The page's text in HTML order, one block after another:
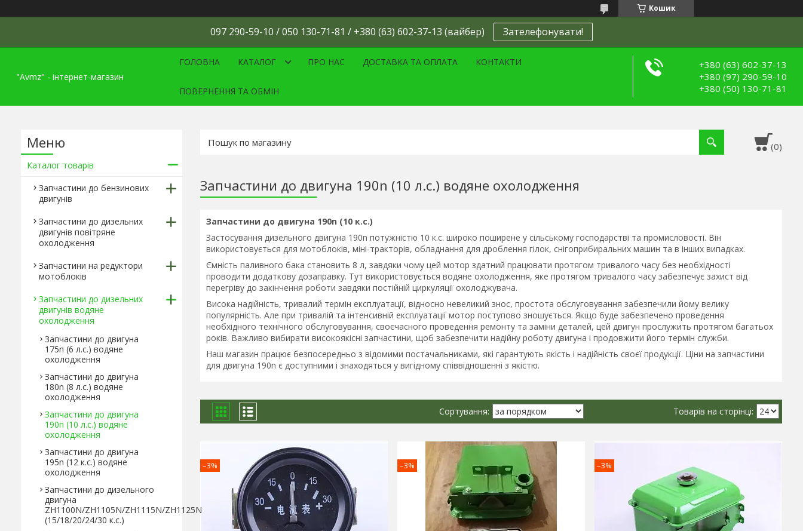
Кошик
097 290-59-10 / 050 130-71-81 / +380 (63) 602-37-13 (вайбер) Зателефонувати!
"Avmz" - інтернет-магазин
ГОЛОВНА КАТАЛОГ ПРО НАС ДОСТАВКА ТА ОПЛАТА КОНТАКТИ
ПОВЕРНЕННЯ ТА ОБМІН
+380 (63) 602-37-13
+380 (97) 290-59-10
+380 (50) 130-71-81
Запчастини до двигуна 190n (10 л.с.) водяне охолодження
Запчастини до двигуна 190n (10 к.с.)
Застосування дизельного двигуна 190n потужністю 10 к.с. широко поширене у сільському господарстві та промисловості. Він
використовується для мотоблоків, міні-тракторів, обладнання для дроблення гілок, снігоприбиральних машин та в інших випадках.
Ємність паливного бака становить 8 л, завдяки чому цей мотор здатний працювати протягом тривалого часу без необхідності
проводити додаткову дозаправку. Тут використовується водяне охолодження, яке протягом тривалого часу забезпечує захист від
перегріву до закінчення роботи завдяки постійній циркуляції охолоджувача.
Висока надійність, тривалий термін експлуатації, відносно невеликий знос, простота обслуговування забезпечили йому велику
популярність. Але при тривалій та інтенсивній експлуатації мотор поступово зношується. Якщо буде забезпечено проведення
необхідного технічного обслуговування, своєчасного проведення ремонту та заміни деталей, цей двигун прослужить протягом багатьох
років. Важливо вибирати високоякісні запчастини, щоб забезпечити надійну роботу двигуна і продовжити його термін служби.
Наш магазин працює безпосередньо з відомими постачальниками, які гарантують якість і надійність своєї продукції. Ціни на запчастини
для двигуна 190n є доступними і знаходяться у вигідному співвідношенні з якістю.
–3% –3% –3%
Каталог товарів
Запчастини до бензинових
двигунів
Запчастини до дизельних
двигунів повітряне
охолодження
Запчастини на редуктори
мотоблоків
Запчастини до дизельних
двигунів водяне
охолодження
Запчастини до двигуна
175n (6 л.с.) водяне
охолодження
Запчастини до двигуна
180n (8 л.с.) водяне
охолодження
Запчастини до двигуна
190n (10 л.с.) водяне
охолодження
Запчастини до двигуна
195n (12 к.с.) водяне
охолодження
Запчастини до дизельного
двигуна
ZH1100N/ZH1105N/ZH1115N/ZH1125N
(15/18/20/24/30 к.с.)